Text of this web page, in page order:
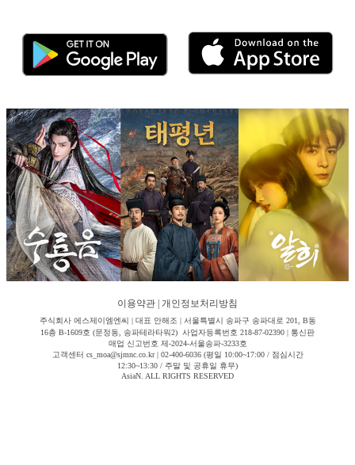
이용약관 개인정보처리방침
주식회사 에스제이엠엔씨 | 대표 안해조 | 서울특별시 송파구 송파대로 201, B동
16층 B-1609호 (문정동, 송파테라타워2) 사업자등록번호 218-87-02390 | 통신판
매업 신고번호 제-2024-서울송파-3233호
고객센터 cs_moa@sjmnc.co.kr | 02-400-6036 (평일 10:00~17:00 / 점심시간
12:30~13:30 / 주말 및 공휴일 휴무)
AsiaN. ALL RIGHTS RESERVED